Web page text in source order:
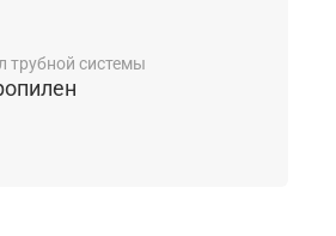
трубной системы